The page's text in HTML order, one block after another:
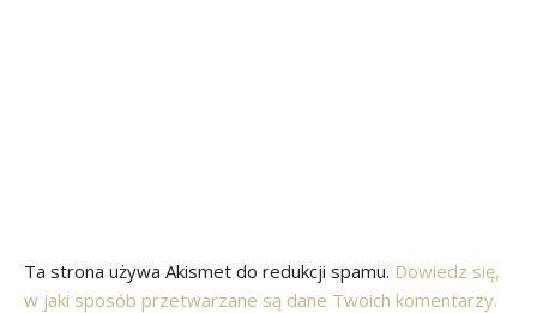
Ta strona używa Akismet do redukcji spamu. Dowiedz się,
w jaki sposób przetwarzane są dane Twoich komentarzy.